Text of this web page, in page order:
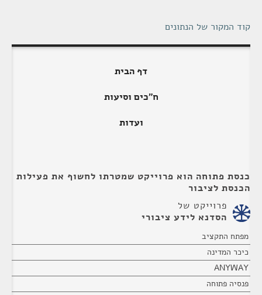
קוד המקור של הנתונים
דף הבית
ח"כים וסיעות
ועדות
כנסת פתוחה הוא פרוייקט שמטרתו לחשוף את פעילות
הכנסת לציבור
פרוייקט של
הסדנא לידע ציבורי
מפתח התקציב
כיכר המדינה
ANYWAY
פנסיה פתוחה